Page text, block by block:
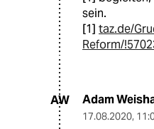
sein.
[1] taz.de/
Reform/
AW Adam
17.08.2020,